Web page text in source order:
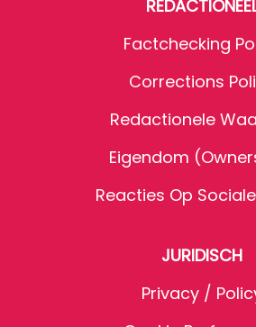
Factchecking
Corrections
Redactionele
Eigendom
Reacties Op
JURIDISCH
Privacy /